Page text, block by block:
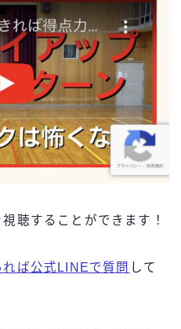
聴することができます！
ば公式LINEで質問 して